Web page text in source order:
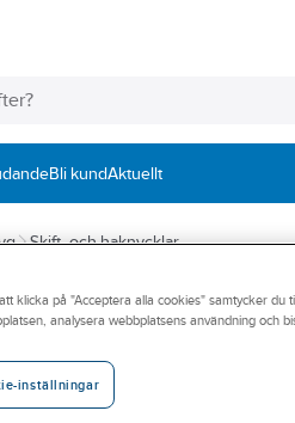
Bli kundAktuellt
Skift- och haknycklar
klicka på "Acceptera alla cookies" samtycker
analysera webbplatsens användning och
inställningar